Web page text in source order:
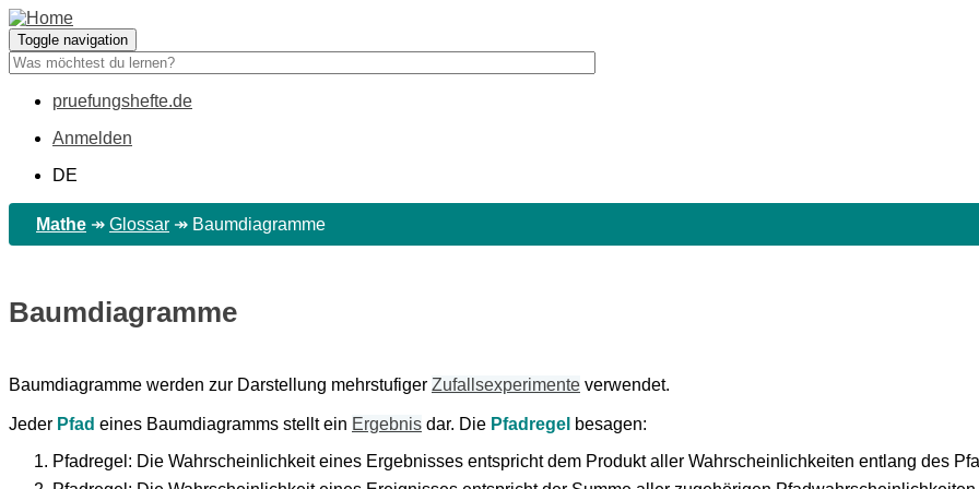
Direkt
zum
Inhalt
Toggle navigation
Hauptnavigation
pruefungshefte.de
Benutzermenü
Anmelden
DE
Mathe ↠ Glossar ↠ Baumdiagramme
Baumdiagramme
Baumdiagramme werden zur Darstellung mehrstufiger Zufallsexperimente verwendet.
Jeder Pfad eines Baumdiagramms stellt ein Ergebnis dar. Die Pfadregel besagen:
Pfadregel: Die Wahrscheinlichkeit eines Ergebnisses entspricht dem Produkt aller Wahrscheinlichkeiten entlang des